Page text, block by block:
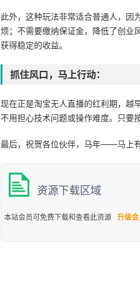
此外，这种玩法非常适合普通人，因
烦；不需要缴纳保证金，降低了创业
获得稳定的收益。
抓住风口，马上行动：
现在正是淘宝无人直播的红利期，越
不用担心技术问题或操作难度。只要
最后，祝贺各位伙伴，马年——马上
资源下载区域
本站会员可免费下载和查看此资源 升级